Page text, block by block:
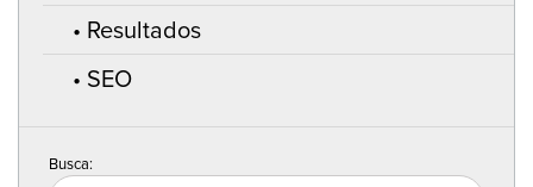
Resultados
SEO
Busca: